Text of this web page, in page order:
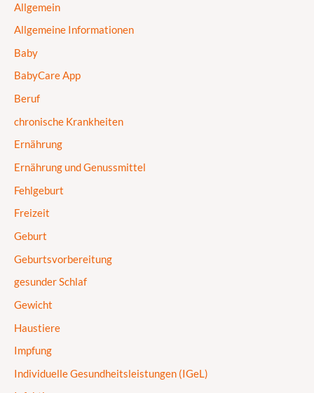
Allgemein
Allgemeine Informationen
Baby
BabyCare App
Beruf
chronische Krankheiten
Ernährung
Ernährung und Genussmittel
Fehlgeburt
Freizeit
Geburt
Geburtsvorbereitung
gesunder Schlaf
Gewicht
Haustiere
Impfung
Individuelle Gesundheitsleistungen (IGeL)